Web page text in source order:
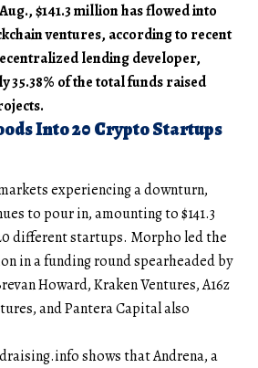
$141.3 million has flowed into
ventures, according to recent
lending developer,
35.38% of the total funds raised
Into 20 Crypto Startups
experiencing a downturn,
to pour in, amounting to $141.3
different startups. Morpho led the
in a funding round spearheaded by
Howard, Kraken Ventures, A16z
and Pantera Capital also
shows that Andrena, a